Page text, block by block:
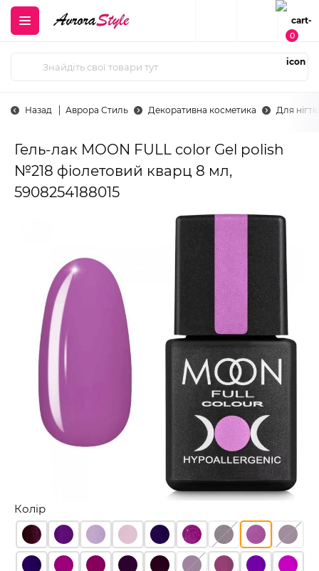
0
Назад Аврора Стиль Декоративна косметика Для нігтів
Гель-лак MOON FULL color Gel polish
№218 фіолетовий кварц 8 мл,
5908254188015
Колір